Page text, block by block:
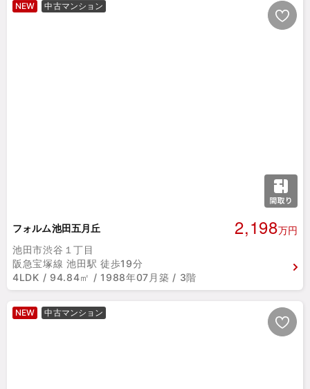
NEW 中古マンション
フォルム池田五月丘 2,198万円
池田市渋谷１丁目
阪急宝塚線 池田駅 徒歩19分
4LDK / 94.84㎡ / 1988年07月築 / 3階
NEW 中古マンション